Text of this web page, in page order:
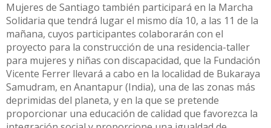
Mujeres de Santiago también participará en la Marcha
Solidaria que tendrá lugar el mismo día 10, a las 11 de la
mañana, cuyos participantes colaborarán con el
proyecto para la construcción de una residencia-taller
para mujeres y niñas con discapacidad, que la Fundación
Vicente Ferrer llevará a cabo en la localidad de Bukaraya
Samudram, en Anantapur (India), una de las zonas más
deprimidas del planeta, y en la que se pretende
proporcionar una educación de calidad que favorezca la